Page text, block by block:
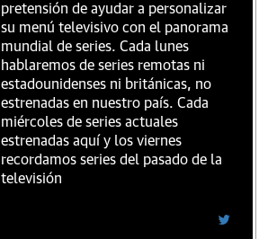
pretensión de ayudar a personalizar
su menú televisivo con el panorama
mundial de series. Cada lunes
hablaremos de series remotas ni
estadounidenses ni británicas, no
estrenadas en nuestro país. Cada
miércoles de series actuales
estrenadas aquí y los viernes
recordamos series del pasado de la
televisión